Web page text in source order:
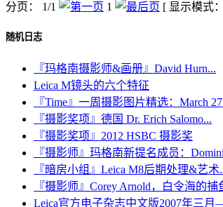
分页： 1/1 1 [ 显示模式：
随机日志
『玛格南摄影师&画册』David Hurn...
Leica M镜头的六个特征
『Time』一周摄影图片精选：March
『摄影奖项』德国 Dr. Erich Salomo...
『摄影奖项』2012 HSBC 摄影奖
『摄影师』玛格南新提名成员：
『暗房小组』Leica M8后期处理&艺术
『摄影师』Corey Arnold，白令海的捕
Leica官方电子杂志中文版2007年三